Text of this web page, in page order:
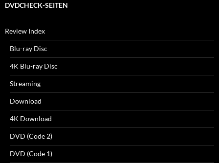
DVDCHECK-SEITEN
Review Index
Blu-ray Disc
4K Blu-ray Disc
Streaming
Download
4K Download
DVD (Code 2)
DVD (Code 1)